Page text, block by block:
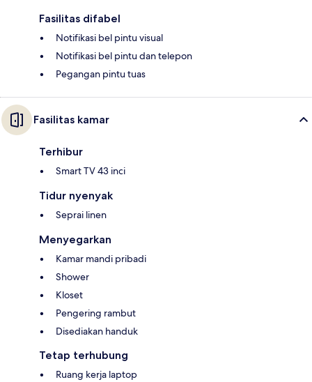
Fasilitas difabel
Notifikasi bel pintu visual
Notifikasi bel pintu dan telepon
Pegangan pintu tuas
Fasilitas kamar
Terhibur
Smart TV 43 inci
Tidur nyenyak
Seprai linen
Menyegarkan
Kamar mandi pribadi
Shower
Kloset
Pengering rambut
Disediakan handuk
Tetap terhubung
Ruang kerja laptop